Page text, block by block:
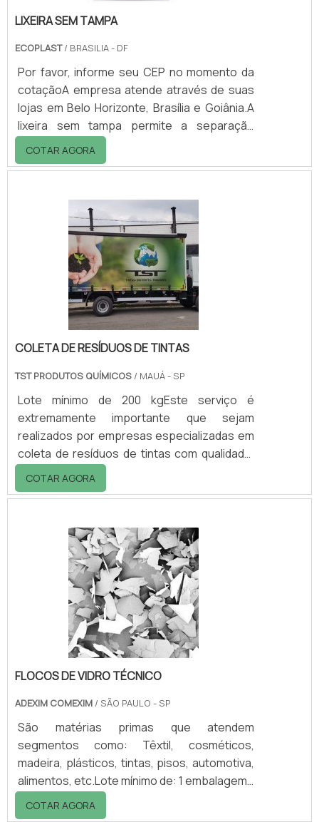
LIXEIRA SEM TAMPA
ECOPLAST/ BRASILIA - DF
Por favor, informe seu CEP no momento da
cotaçãoA empresa atende através de suas
lojas em Belo Horizonte, Brasília e Goiânia.A
lixeira sem tampa permite a separação
adequada do lixo, impedindo que o ambiente
fique sujo e desorganizado.Pode ser
distintas, adequando-se assim a diversos
tipos de necessidades.Vantagens de contar
com a lixeira: - Praticidade; - Eficiência; -
Limpeza do ambiente; - Organização; - Entre
muitas outras.Outras soluções oferecidas
COTAR AGORA
COLETA DE RESÍDUOS DE TINTAS
TST PRODUTOS QUÍMICOS / MAUÁ - SP
Lote mínimo de 200 kgEste serviço é
extremamente importante que sejam
realizados por empresas especializadas em
coleta de resíduos de tintas com qualidade,
pois na hora de se desfazer dos resíduos
químicos é necessário ter cuidados
são: Restos de tintas; Vernizes; Solventes;
Entre outros.O que os resíduos podem
causar Primeiramente, é importante
ressaltar que é preciso muito cuidado para
descartar vernizes e tintas, bem como
solventes utilizados durante .
COTAR AGORA
FLOCOS DE VIDRO TÉCNICO
ADEXIM COMEXIM / SÃO PAULO - SP
São matérias primas que atendem
segmentos como: Têxtil, cosméticos,
madeira, plásticos, tintas, pisos, automotiva,
alimentos, etc.Lote mínimo de: 1 embalagem -
20kgOs flocos de vidro técnico são
amplamente utilizados em revestimentos
COTAR AGORA